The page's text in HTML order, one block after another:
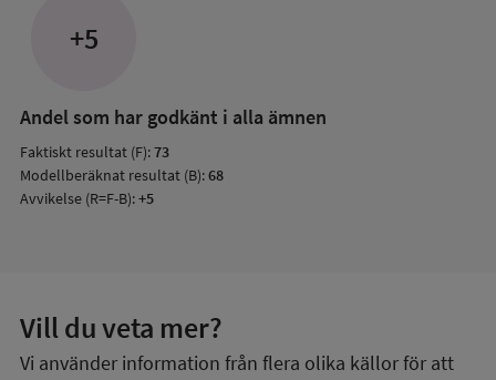
+5
Andel som har godkänt i alla ämnen
Faktiskt resultat (F):73
Modellberäknat resultat (B):68
Avvikelse (R=F-B):+5
Vill du veta mer?
Vi använder information från flera olika källor för att